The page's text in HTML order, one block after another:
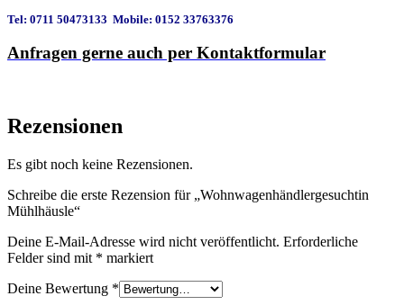
Tel: 0711 50473133 Mobile: 0152 33763376
Anfragen gerne auch per Kontaktformular
Rezensionen
Es gibt noch keine Rezensionen.
Schreibe die erste Rezension für „Wohnwagenhändlergesuchtin
Mühlhäusle“
Deine E-Mail-Adresse wird nicht veröffentlicht. Erforderliche
Felder sind mit * markiert
Deine Bewertung *